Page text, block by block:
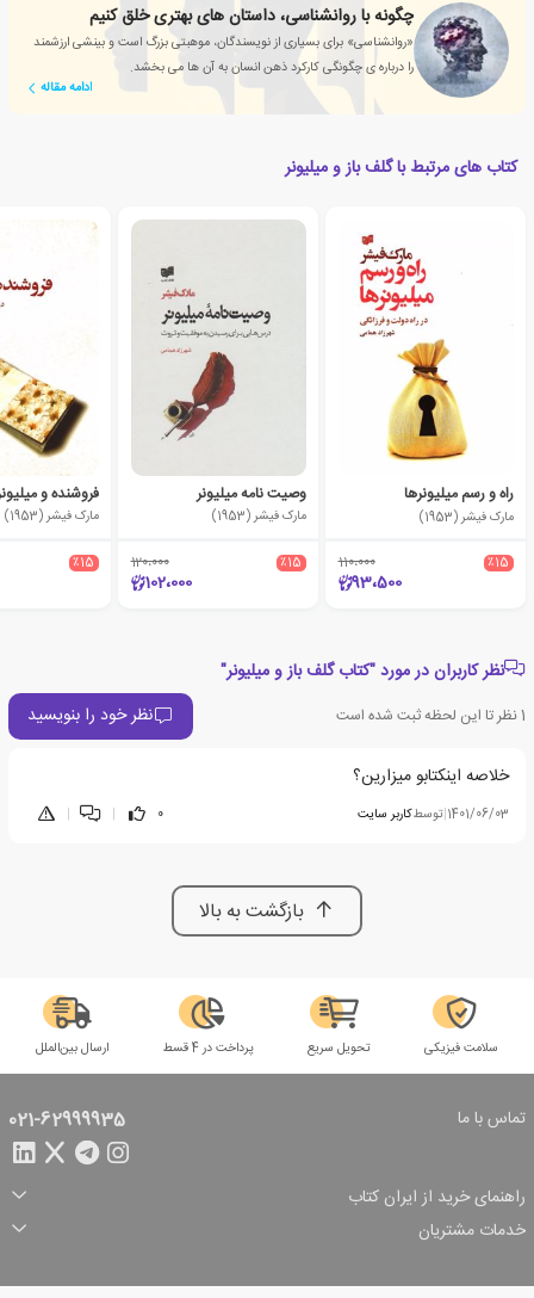
چگونه با روانشناسی، داستان های بهتری خلق کنیم
«روانشناسی» برای بسیاری از نویسندگان، موهبتی بزرگ است و بینشی ارزشمند
را درباره ی چگونگی کارکرد ذهن انسان به آن ها می بخشد.
ادامه مقاله
کتاب های مرتبط با گلف باز و میلیونر
راه و رسم میلیونرها
مارک فیشر (1953)
٪15 110،000
93،500
وصیت نامه میلیونر
مارک فیشر (1953)
٪15 120،000
102،000
فروشنده و
مارک فیشر (1953)
٪15
نظر کاربران در مورد "کتاب گلف باز و میلیونر"
1نظر تا این لحظه ثبت شده است نظر خود را بنویسید
خلاصه اینکتابو میزارین؟
1401/06/03
|توسطکاربر سایت 0
|
|
بازگشت به بالا
سلامت فیزیکی تحویل سریع پرداخت در 4 قسط ارسال بین‌الملل
تماس با ما 021-62999935
راهنمای خرید از ایران کتاب
ثبت سفارش
شرایط ارسال سفارش
شیوه پرداخت
تخفیف‌های خرید
خدمات مشتریان